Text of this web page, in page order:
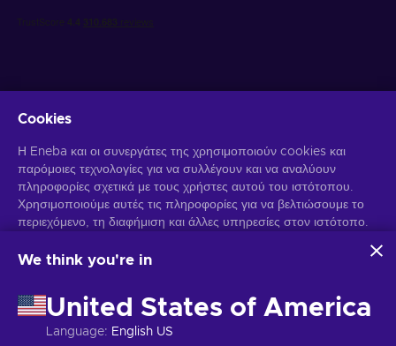
Λάβετε προσωποποιημένες προσφορές για παιχνίδια
Γραφτείτε συνδρομητής
Μπορείτε να απεγγραφείτε οποιαδήποτε στιγμή. Επισκεφθείτε την
Ειδοποίηση Απορρήτουγια περισσότερες πληροφορίες.
Cookies
Η Eneba και οι συνεργάτες της χρησιμοποιούν cookies και
παρόμοιες τεχνολογίες για να συλλέγουν και να αναλύουν
πληροφορίες σχετικά με τους χρήστες αυτού του ιστότοπου.
Χρησιμοποιούμε αυτές τις πληροφορίες για να βελτιώσουμε το
περιεχόμενο, τη διαφήμιση και άλλες υπηρεσίες στον ιστότοπο.
χρησιμοποιηθούν για την εξατομίκευση διαφημίσεων.
αυτών των τεχνολογιών από την Eneba και τους συνεργάτες
της. Μπορείτε να προσαρμόσετε τη συγκατάθεσή σας κάνοντας
κλικ στην επιλογή "Προσαρμογή".
We think you're in
United States of America
Language: English US